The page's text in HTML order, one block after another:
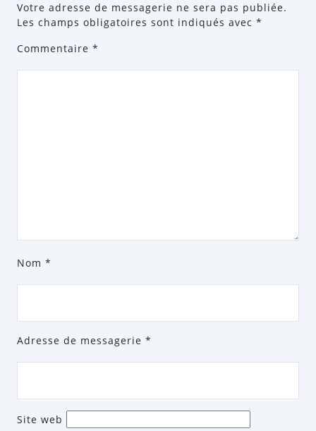
Votre adresse de messagerie ne sera pas publiée.
Les champs obligatoires sont indiqués avec *
Commentaire *
Nom *
Adresse de messagerie *
Site web